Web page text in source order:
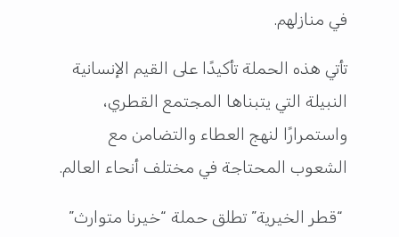
في منازلهم.
تأتي هذه الحملة تأكيدًا على القيم الإنسانية
النبيلة التي يتبناها المجتمع القطري،
واستمرارًا لنهج العطاء والتضامن مع
الشعوب المحتاجة في مختلف أنحاء العالم.
“قطر الخيرية” تطلق حملة “خيرنا متوارث”